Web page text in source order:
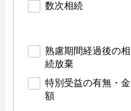
数次相続
熟慮期間経過後の相
続放棄
特別受益の有無・金
額